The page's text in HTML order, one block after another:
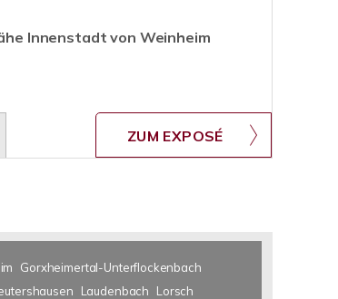
Innenstadt von Weinheim
ZUM EXPOSÉ
Gorxheimertal-Unterflockenbach
Laudenbach
Lorsch